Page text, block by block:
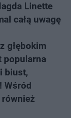
Linette
całą uwagę
głębokim
popularna
biust,
Wśród